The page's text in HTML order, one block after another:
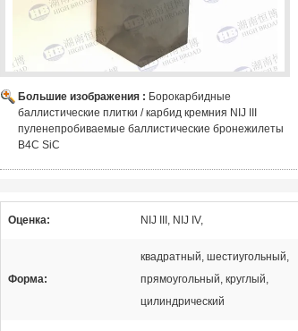
Большие изображения : Борокарбидные
баллистические плитки / карбид кремния NIJ III
пуленепробиваемые баллистические бронежилеты
B4C SiC
Оценка: NIJ III, NIJ IV,
Форма:
квадратный, шестиугольный,
прямоугольный, круглый,
цилиндрический